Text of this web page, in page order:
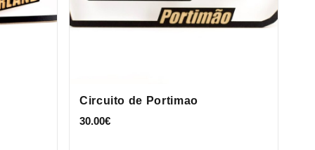
Circuito de Portimao
30.00€